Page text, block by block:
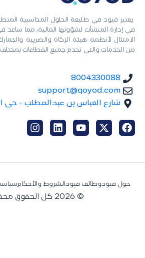
يعتبر قيود في طليعة الحلول المحاسبية
في إدارة المنشآت لشؤونها المالية، مما
الامتثال لأنظمة هيئة الزكاة والضريبة
من الخدمات والتي تخدم جميع القطاعات بمختلف
8004330088
support@qoyod.com
شارع العباس بن عبدالمطلب - حي
حول قيودوظائف قيود الشروط والأحكام
© 2026 كل الحقوق محفوظة